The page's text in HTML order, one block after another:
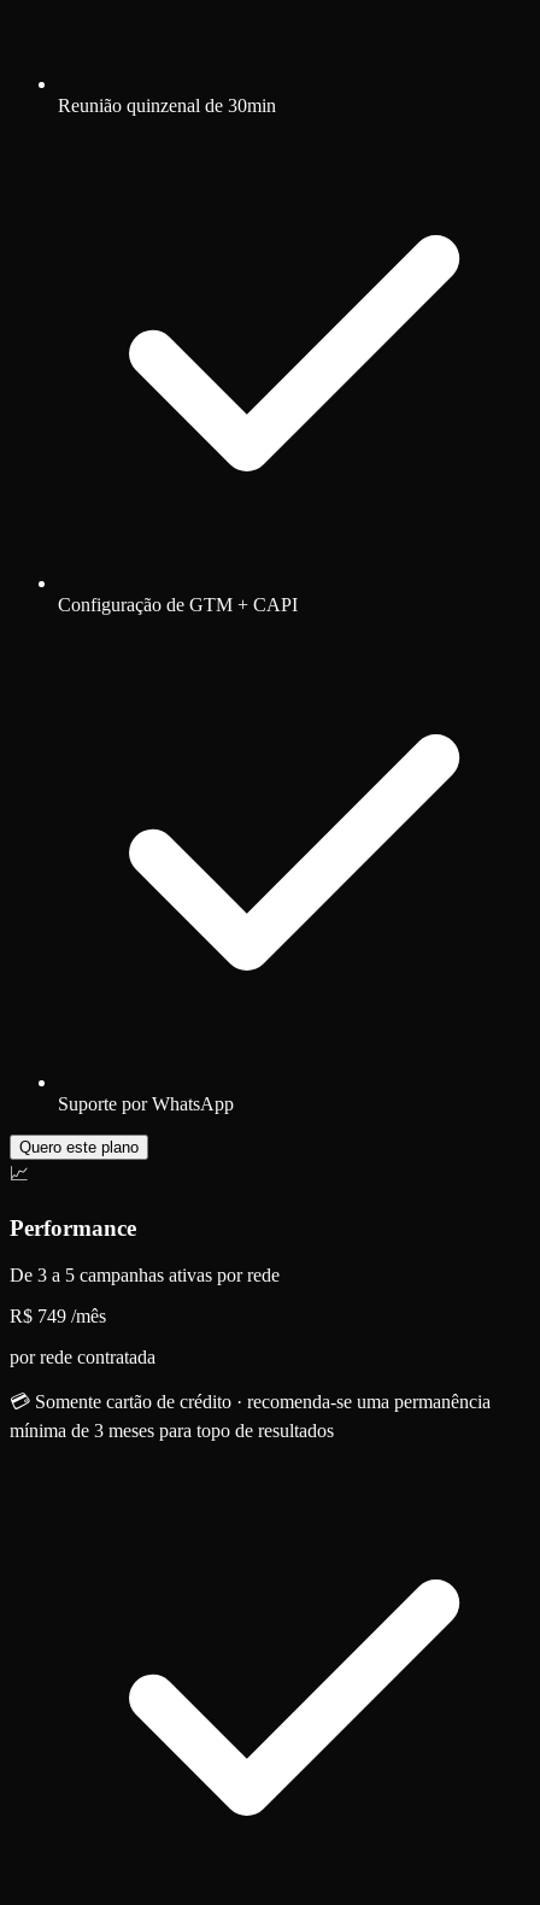
Reunião quinzenal de 30min
Configuração de GTM + CAPI
Suporte por WhatsApp
Quero este plano
📈
Performance
De 3 a 5 campanhas ativas por rede
R$ 749 /mês
por rede contratada
💳 Somente cartão de crédito · recomenda-se uma permanência
mínima de 3 meses para topo de resultados